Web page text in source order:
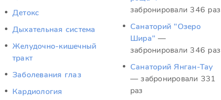
Детокс
Дыхательная система
Желудочно-кишечный
тракт
Заболевания глаз
Кардиология
забронировали 346 раз
Санаторий "Озеро
Шира" —
забронировали 346 раз
Санаторий Янган-Тау
— забронировали 331
раз